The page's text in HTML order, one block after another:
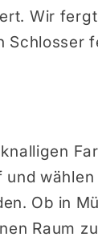
Wir
Ob in
Raum